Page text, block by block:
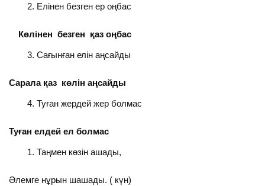
Елінен безген ер оңбас
Көлінен безген қаз оңбас
Сағынған елін аңсайды
Сарала қаз көлін аңсайды
Туған жердей жер болмас
Туған елдей ел болмас
Таңмен көзін ашады,
Әлемге нұрын шашады. ( күн)